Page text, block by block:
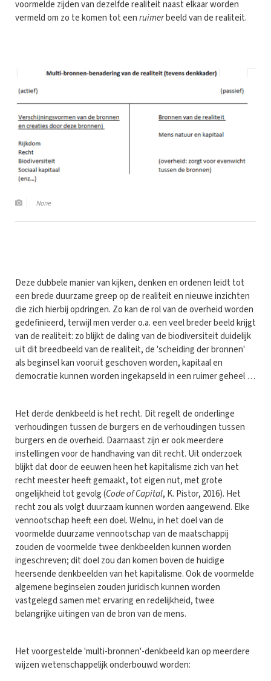
voormelde zijden van dezelfde realiteit naast elkaar worden
vermeld om zo te komen tot eenruimerbeeld van de realiteit.
None
Deze dubbele manier van kijken, denken en ordenen leidt tot
een brede duurzame greep op de realiteit en nieuwe inzichten
die zich hierbij opdringen. Zo kan de rol van de overheid worden
gedefinieerd, terwijl men verder o.a. een veel breder beeld krijgt
van de realiteit: zo blijkt de daling van de biodiversiteit duidelijk
uit dit breedbeeld van de realiteit, de 'scheiding der bronnen'
als beginsel kan vooruit geschoven worden, kapitaal en
democratie kunnen worden ingekapseld in een ruimer geheel …
Het derde denkbeeld is het recht. Dit regelt de onderlinge
verhoudingen tussen de burgers en de verhoudingen tussen
burgers en de overheid. Daarnaast zijn er ook meerdere
instellingen voor de handhaving van dit recht. Uit onderzoek
blijkt dat door de eeuwen heen het kapitalisme zich van het
recht meester heeft gemaakt, tot eigen nut, met grote
ongelijkheid tot gevolg (Code of Capital, K. Pistor, 2016). Het
recht zou als volgt duurzaam kunnen worden aangewend. Elke
vennootschap heeft een doel. Welnu, in het doel van de
voormelde duurzame vennootschap van de maatschappij
zouden de voormelde twee denkbeelden kunnen worden
ingeschreven; dit doel zou dan komen boven de huidige
heersende denkbeelden van het kapitalisme. Ook de voormelde
algemene beginselen zouden juridisch kunnen worden
vastgelegd samen met ervaring en redelijkheid, twee
belangrijke uitingen van de bron van de mens.
Het voorgestelde 'multi-bronnen'-denkbeeld kan op meerdere
wijzen wetenschappelijk onderbouwd worden: